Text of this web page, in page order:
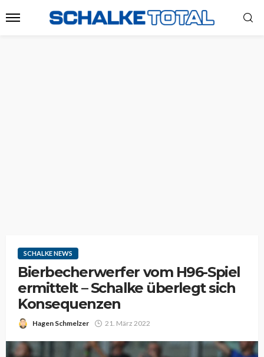
SCHALKE NEWS
Bierbecherwerfer vom H96-Spiel
ermittelt – Schalke überlegt sich
Konsequenzen
Hagen Schmelzer 21. März 2022